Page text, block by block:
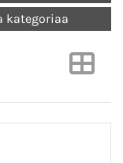
kategoriaa